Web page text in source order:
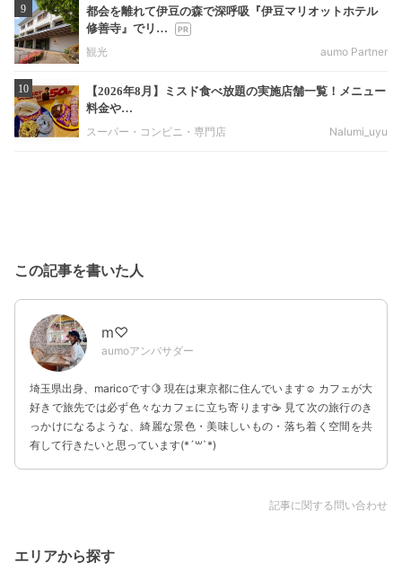
9
都会を離れて伊豆の森で深呼吸『伊豆マリオットホテル
修善寺』でリ…
観光
aumo Partner
10
【2026年8月】ミスド食べ放題の実施店舗一覧！メニュー
料金や…
スーパー・コンビニ・専門店
Nalumi_uyu
この記事を書いた人
m♡
aumoアンバサダー
埼玉県出身、maricoです🍋 現在は東京都に住んでいます☺︎ カフェが大
好きで旅先では必ず色々なカフェに立ち寄ります☕️ 見て次の旅行のき
っかけになるような、綺麗な景色・美味しいもの・落ち着く空間を共
有して行きたいと思っています(*´꒳`*)
記事に関する問い合わせ
エリアから探す